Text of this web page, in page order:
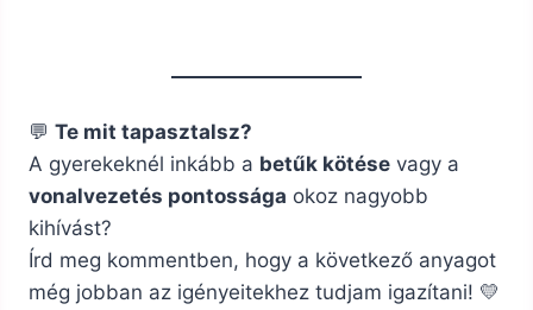
💬 Te mit tapasztalsz?
A gyerekeknél inkább a betűk kötése vagy a
vonalvezetés pontossága okoz nagyobb
kihívást?
Írd meg kommentben, hogy a következő anyagot
még jobban az igényeitekhez tudjam igazítani! 💛